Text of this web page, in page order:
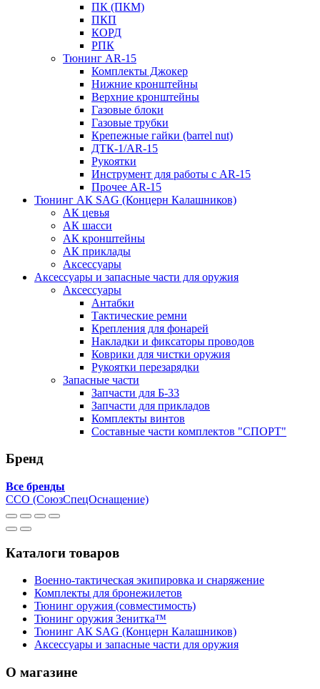
ПК (ПКМ)
ПКП
КОРД
РПК
Тюнинг AR-15
Комплекты Джокер
Нижние кронштейны
Верхние кронштейны
Газовые блоки
Газовые трубки
Крепежные гайки (barrel nut)
ДТК-1/AR-15
Рукоятки
Инструмент для работы с AR-15
Прочее AR-15
Тюнинг АК SAG (Концерн Калашников)
АК цевья
АК шасси
АК кронштейны
АК приклады
Аксессуары
Аксессуары и запасные части для оружия
Аксессуары
Антабки
Тактические ремни
Крепления для фонарей
Накладки и фиксаторы проводов
Коврики для чистки оружия
Рукоятки перезарядки
Запасные части
Запчасти для Б-33
Запчасти для прикладов
Комплекты винтов
Составные части комплектов "СПОРТ"
Бренд
Все бренды
ССО (СоюзСпецОснащение)
Каталоги товаров
Военно-тактическая экипировка и снаряжение
Комплекты для бронежилетов
Тюнинг оружия (совместимость)
Тюнинг оружия Зенитка™
Тюнинг АК SAG (Концерн Калашников)
Аксессуары и запасные части для оружия
О магазине